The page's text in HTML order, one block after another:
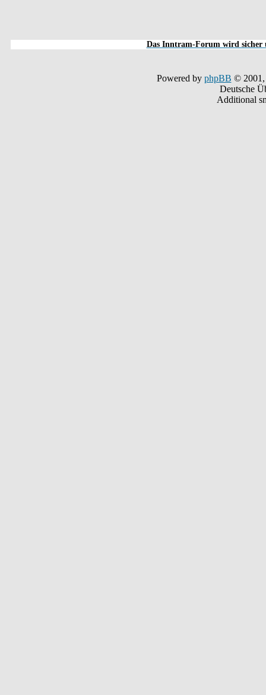
Das Inntram-Forum wird sicher
Powered by phpBB © 2001,
Deutsche
Additional